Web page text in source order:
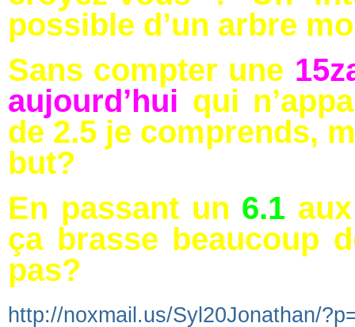
possible d’un arbre
Sans compter une
aujourd’hui qui
de 2.5 je comprends,
but?
En passant un 6.1
ça brasse beaucoup
pas?
http://noxmail.us/Syl20Jonathan/